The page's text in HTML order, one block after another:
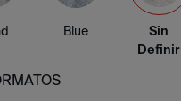
Blue
Sin
Definir